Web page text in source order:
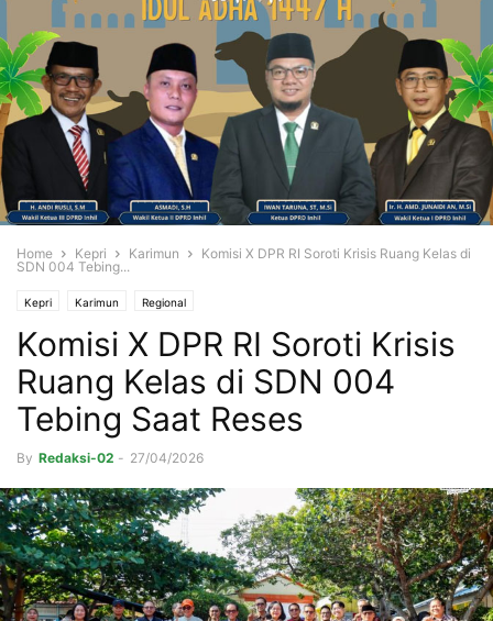
Home Kepri Karimun
Komisi X DPR RI Soroti Krisis Ruang Kelas di
SDN 004 Tebing...
Kepri Karimun Regional
Komisi X DPR RI Soroti Krisis
Ruang Kelas di SDN 004
Tebing Saat Reses
By Redaksi-02 - 27/04/2026